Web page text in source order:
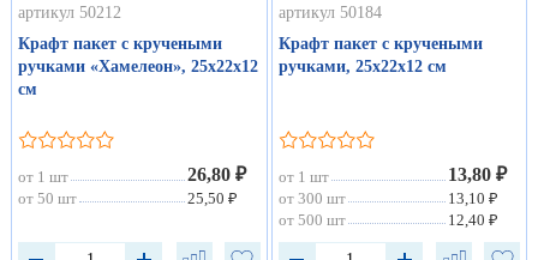
артикул 50212
Крафт пакет с кручеными
ручками «Хамелеон», 25х22х12
см
от 1 шт 26,80 ₽
от 50 шт 25,50 ₽
артикул 50184
Крафт пакет с кручеными
ручками, 25х22х12 см
от 1 шт 13,80 ₽
от 300 шт
13,10 ₽
от 500 шт
12,40 ₽